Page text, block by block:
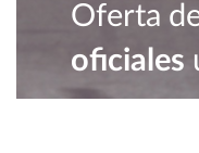
Oferta
oficiales